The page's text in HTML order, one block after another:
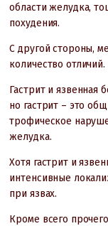
области желудка,
похудения.
С другой стороны,
количество отличий.
Гастрит и язвенная
но гастрит – это
трофическое
желудка.
Хотя гастрит и
интенсивные
при язвах.
Кроме всего